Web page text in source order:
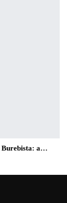
Burebista: a…